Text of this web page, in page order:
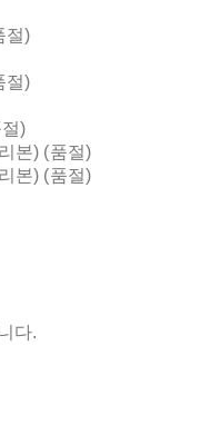
절)
절)
)
본) (품절)
본) (품절)
다.